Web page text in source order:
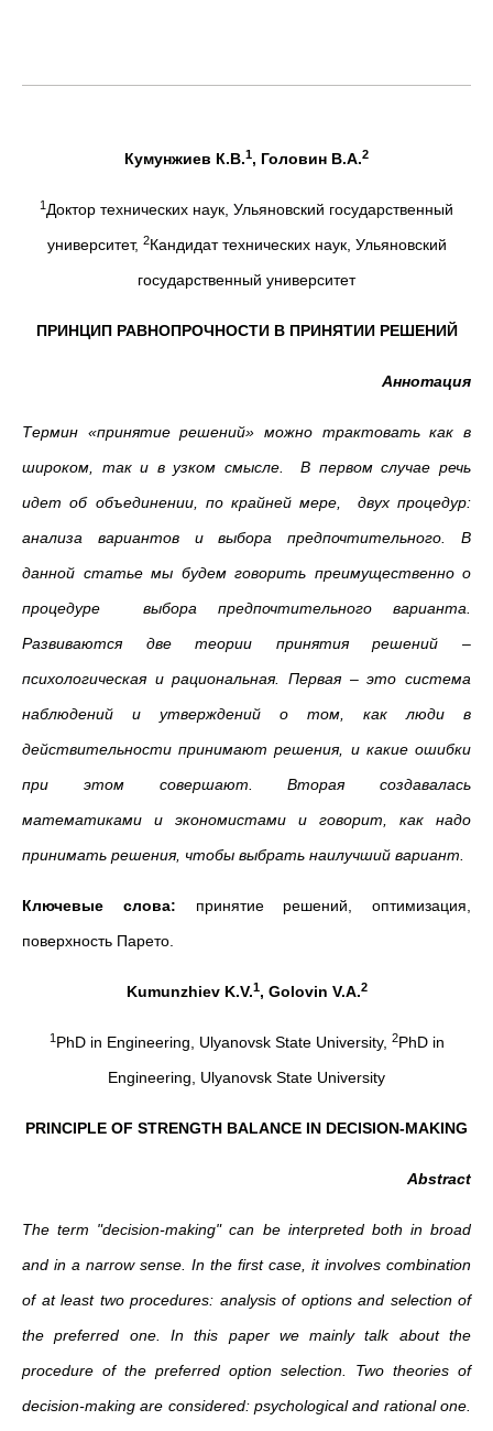
Кумунжиев К.В.1, Головин В.А.2
1 Доктор технических наук, Ульяновский государственный
университет, 2Кандидат технических наук, Ульяновский
государственный университет
ПРИНЦИП РАВНОПРОЧНОСТИ В ПРИНЯТИИ РЕШЕНИЙ
Аннотация
Термин «принятие решений» можно трактовать как в
широком, так и в узком смысле. В первом случае речь
идет об объединении, по крайней мере, двух процедур:
анализа вариантов и выбора предпочтительного. В
данной статье мы будем говорить преимущественно о
процедуре выбора предпочтительного варианта.
Развиваются две теории принятия решений –
психологическая и рациональная. Первая – это система
наблюдений и утверждений о том, как люди в
действительности принимают решения, и какие ошибки
при этом совершают. Вторая создавалась
математиками и экономистами и говорит, как надо
принимать решения, чтобы выбрать наилучший вариант.
Ключевые слова: принятие решений, оптимизация,
поверхность Парето.
Kumunzhiev K.V.1, Golovin V.A.2
1PhD in Engineering, Ulyanovsk State University, 2PhD in
Engineering, Ulyanovsk State University
PRINCIPLE OF STRENGTH BALANCE IN DECISION-MAKING
Abstract
The term "decision-making" can be interpreted both in broad
and in a narrow sense. In the first case, it involves combination
of at least two procedures: analysis of options and selection of
the preferred one. In this paper we mainly talk about the
procedure of the preferred option selection. Two theories of
decision-making are considered: psychological and rational one.